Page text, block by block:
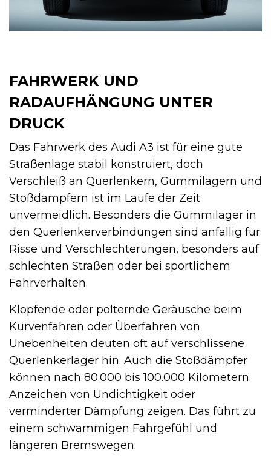
FAHRWERK UND
RADAUFHÄNGUNG UNTER
DRUCK
Das Fahrwerk des Audi A3 ist für eine gute
Straßenlage stabil konstruiert, doch
Verschleiß an Querlenkern, Gummilagern und
Stoßdämpfern ist im Laufe der Zeit
unvermeidlich. Besonders die Gummilager in
den Querlenkerverbindungen sind anfällig für
Risse und Verschlechterungen, besonders auf
schlechten Straßen oder bei sportlichem
Fahrverhalten.
Klopfende oder polternde Geräusche beim
Kurvenfahren oder Überfahren von
Unebenheiten deuten oft auf verschlissene
Querlenkerlager hin. Auch die Stoßdämpfer
können nach 80.000 bis 100.000 Kilometern
Anzeichen von Undichtigkeit oder
verminderter Dämpfung zeigen. Das führt zu
einem schwammigen Fahrgefühl und
längeren Bremswegen.